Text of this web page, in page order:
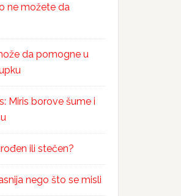
ne možete da
da pomogne u
Miris borove šume i
ili stečen?
nego što se misli